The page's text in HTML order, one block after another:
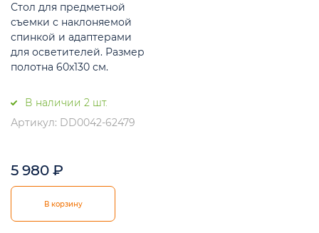
Стол для предметной
съемки с наклоняемой
спинкой и адаптерами
для осветителей. Размер
полотна 60х130 см.
В наличии 2 шт.
Артикул: DD0042-62479
5 980 ₽
В корзину